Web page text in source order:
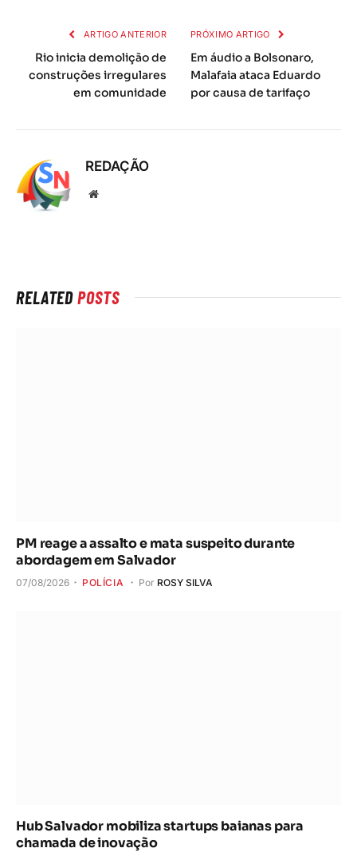
ARTIGO ANTERIOR
Rio inicia demolição de
construções irregulares
em comunidade
PRÓXIMO ARTIGO
Em áudio a Bolsonaro,
Malafaia ataca Eduardo
por causa de tarifaço
REDAÇÃO
Local
RELATEDPOSTS
PM reage a assalto e mata suspeito durante
abordagem em Salvador
07/08/2026 POLÍCIA Por ROSY SILVA
Hub Salvador mobiliza startups baianas para
chamada de inovação